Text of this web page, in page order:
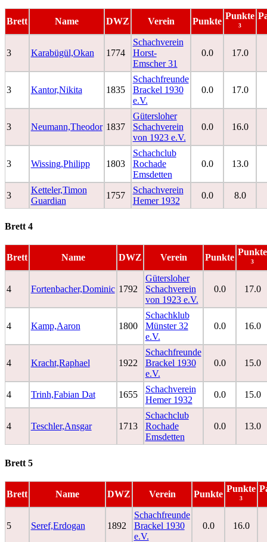
Brett Name DWZ Verein Punkte
Punkte
³
3 Karabügül,Okan 1774
Schachverein
Horst-
Emscher 31
0.0 17.0
3 Kantor,Nikita 1835
Schachfreunde
Brackel 1930
e.V.
0.0 17.0
3 Neumann,Theodor 1837
Gütersloher
Schachverein
von 1923 e.V.
0.0 16.0
3 Wissing,Philipp 1803
Schachclub
Rochade
Emsdetten
0.0 13.0
3
Ketteler,Timon
Guardian
1757
Schachverein
Hemer 1932
0.0 8.0
Brett 4
Brett Name DWZ Verein Punkte
Punkte
³
4 Fortenbacher,Dominic 1792
Gütersloher
Schachverein
von 1923 e.V.
0.0 17.0
4 Kamp,Aaron 1800
Schachklub
Münster 32
e.V.
0.0 16.0
4 Kracht,Raphael 1922
Schachfreunde
Brackel 1930
e.V.
0.0 15.0
4 Trinh,Fabian Dat 1655
Schachverein
Hemer 1932
0.0 15.0
4 Teschler,Ansgar 1713
Schachclub
Rochade
Emsdetten
0.0 13.0
Brett 5
Brett Name DWZ Verein Punkte
Punkte
³
5 Seref,Erdogan 1892
Schachfreunde
Brackel 1930
e.V.
0.0 16.0